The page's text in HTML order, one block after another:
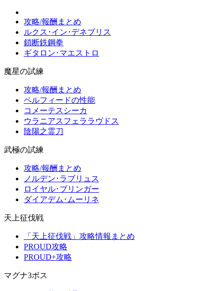
攻略/報酬まとめ
ルクス･イン･デネブリス
鎖断鉄鋼拳
ギタロン･マエストロ
魔星の試練
攻略/報酬まとめ
ペルフィードの性能
コメーテスシーカ
ウラニアスフェララヴドス
陰陽之霊刀
武極の試練
攻略/報酬まとめ
ノルデン･ラブリュス
ロイヤル･ブリンガー
ダイアデム･ムーリネ
天上征伐戦
「天上征伐戦」攻略情報まとめ
PROUD攻略
PROUD+攻略
マグナ3ボス